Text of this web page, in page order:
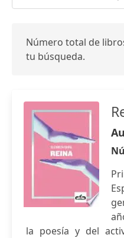
Número total de
tu búsqueda.
la poesía y del